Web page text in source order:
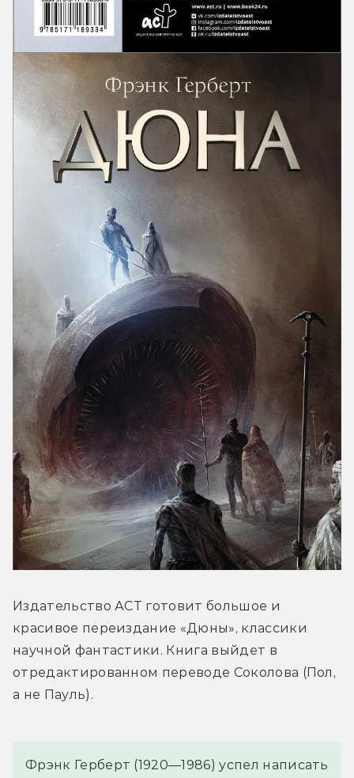
Издательство АСТ готовит большое и
красивое переиздание «Дюны», классики
научной фантастики. Книга выйдет в
отредактированном переводе Соколова (Пол,
а не Пауль).
Фрэнк Герберт (1920—1986) успел написать